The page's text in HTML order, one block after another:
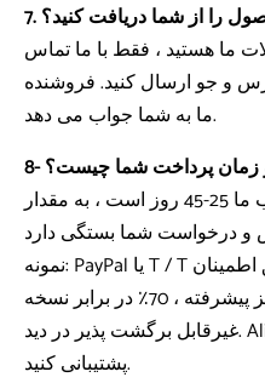
را از شما دریافت کنید؟
ما هستید ، فقط با ما تماس
و جو ارسال کنید. فروشنده
ما به شما جواب می دهد.
زمان پرداخت شما چیست؟
به طور معمول ، زمان سرب ما 25-45 روز است ، به مقدار
تولید انبوه: 30٪ واریز پیشرفته ، 70٪ در برابر نسخه B / L یا L / C
غیرقابل برگشت پذیر در دید. Alibaba TradeAssurance را
پشتیبانی کنید.